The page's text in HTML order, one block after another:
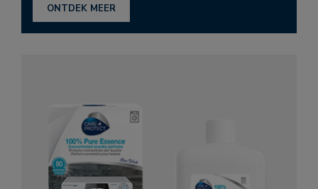
ONTDEK MEER